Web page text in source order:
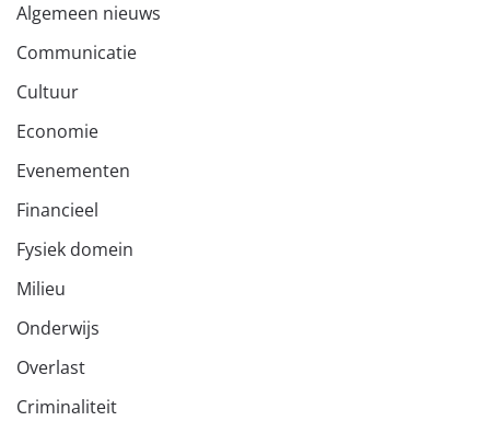
Algemeen nieuws
Communicatie
Cultuur
Economie
Evenementen
Financieel
Fysiek domein
Milieu
Onderwijs
Overlast
Criminaliteit